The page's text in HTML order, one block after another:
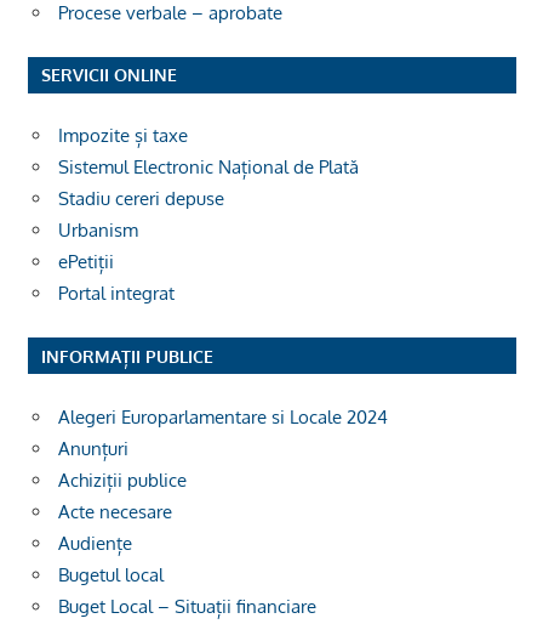
Procese verbale – aprobate
SERVICII ONLINE
Impozite și taxe
Sistemul Electronic Național de Plată
Stadiu cereri depuse
Urbanism
ePetiții
Portal integrat
INFORMAȚII PUBLICE
Alegeri Europarlamentare si Locale 2024
Anunțuri
Achiziții publice
Acte necesare
Audiențe
Bugetul local
Buget Local – Situații financiare